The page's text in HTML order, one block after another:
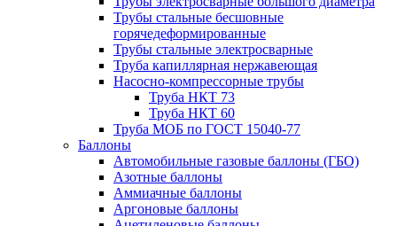
Трубы стальные бесшовные
горячедеформированные
Трубы стальные электросварные
Труба капиллярная нержавеющая
Насосно-компрессорные трубы
Труба НКТ 73
Труба НКТ 60
Труба МОБ по ГОСТ 15040-77
Баллоны
Автомобильные газовые баллоны (ГБО)
Азотные баллоны
Аммиачные баллоны
Аргоновые баллоны